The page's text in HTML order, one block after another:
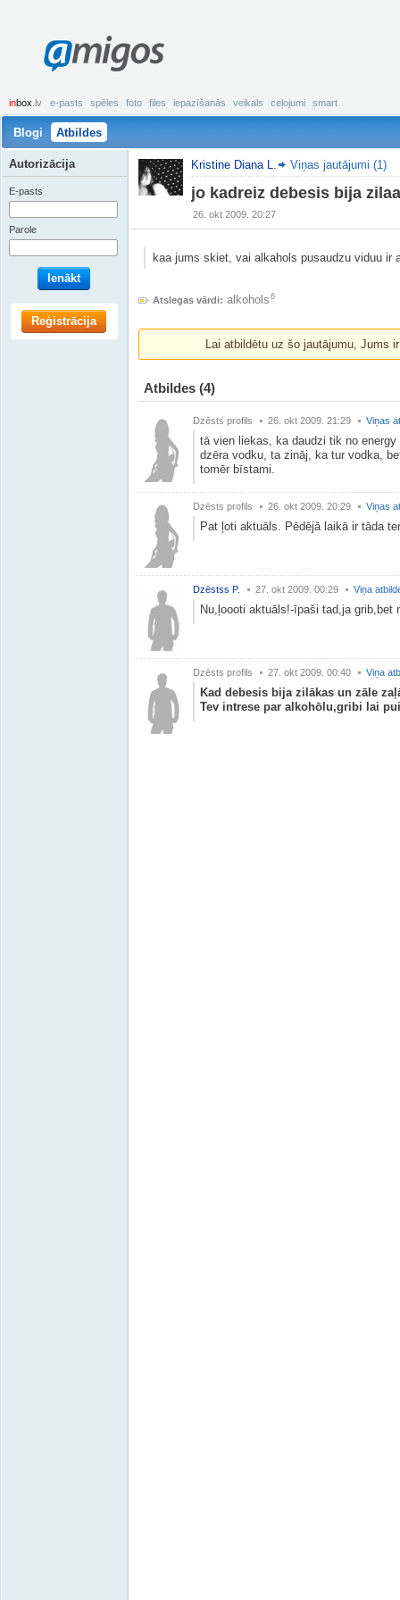
amigos
inbox .lv e-pasts spēles foto files iepazīšanās veikals ceļojumi smart
Blogi Atbildes
Kristine Diana L. Viņas jautājumi (1)
jo kadreiz debesis bija
26. okt 2009. 20:27
kaa jums skiet, vai alkahols pusaudzu viduu ir
Atslegas vārdi: alkohols 6
Lai atbildētu uz šo jautājumu, Jums
Atbildes (4)
Dzēsts profils 26. okt 2009. 21:29 Viņas
tā vien liekas, ka daudzi tik no
dzēra vodku, ta zināj, ka tur vodka,
tomēr bīstami.
Dzēsts profils 26. okt 2009. 20:29 Viņas
Pat ļoti aktuāls. Pēdējā laikā ir tāda
Dzēstss P. 27. okt 2009. 00:29 Viņa
Nu,ļoooti aktuāls!-īpaši tad,ja grib,bet
Dzēsts profils 27. okt 2009. 00:40 Viņa
Kad debesis bija zilākas un zāle
Tev intrese par alkohōlu,gribi lai
Autorizācija
E-pasts
Parole
Ienākt
Reģistrācija